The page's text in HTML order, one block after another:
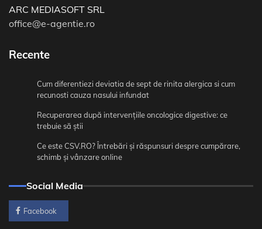
ARC MEDIASOFT SRL
office@e-agentie.ro
Recente
Cum diferentiezi deviatia de sept de rinita alergica si cum
recunosti cauza nasului infundat
Recuperarea după intervențiile oncologice digestive: ce
trebuie să știi
Ce este CSV.RO? Întrebări și răspunsuri despre cumpărare,
schimb și vânzare online
Social Media
Facebook